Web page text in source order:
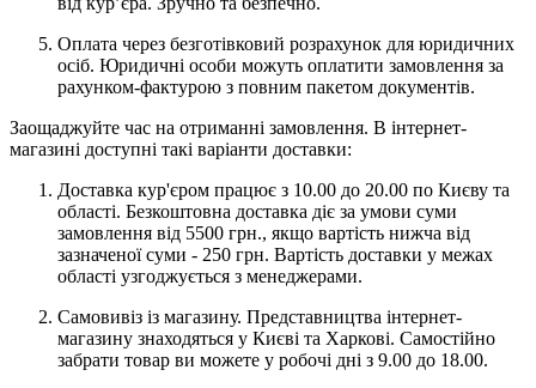
Оплата через безготівковий розрахунок для юридичних
осіб. Юридичні особи можуть оплатити замовлення за
рахунком-фактурою з повним пакетом документів.
Заощаджуйте час на отриманні замовлення. В інтернет-
магазині доступні такі варіанти доставки:
Доставка кур'єром працює з 10.00 до 20.00 по Києву та
області. Безкоштовна доставка діє за умови суми
замовлення від 5500 грн., якщо вартість нижча від
зазначеної суми - 250 грн. Вартість доставки у межах
області узгоджується з менеджерами.
Самовивіз із магазину. Представництва інтернет-
магазину знаходяться у Києві та Харкові. Самостійно
забрати товар ви можете у робочі дні з 9.00 до 18.00.